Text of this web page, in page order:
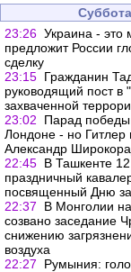
23:26 Украина - это
предложит России
сделку
23:15 Гражданин
руководящий пост в
захваченной
23:02
Парад
Лондоне - но Гитлер
Александр
22:45 В Ташкенте
праздничный
посвященный Дню
22:37
В Монголии
созвано заседание
снижению
воздуха
22:27
Румыния: